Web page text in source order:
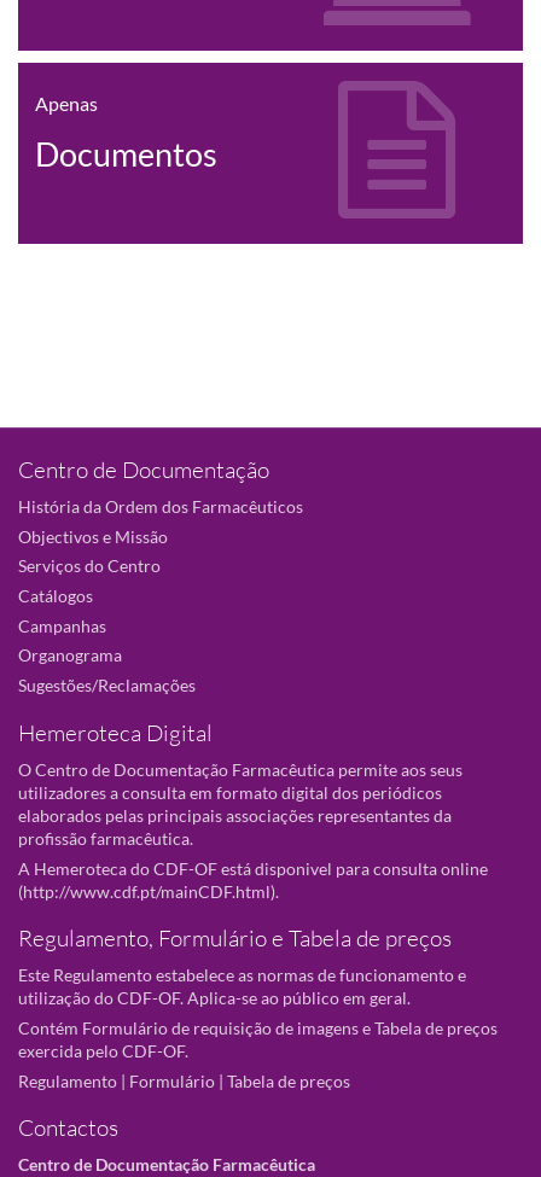
Apenas
Documentos
Centro de Documentação
História da Ordem dos Farmacêuticos
Objectivos e Missão
Serviços do Centro
Catálogos
Campanhas
Organograma
Sugestões/Reclamações
Hemeroteca Digital
O Centro de Documentação Farmacêutica permite aos seus
utilizadores a consulta em formato digital dos periódicos
elaborados pelas principais associações representantes da
profissão farmacêutica.
A Hemeroteca do CDF-OF está disponivel para consulta online
(http://www.cdf.pt/mainCDF.html).
Regulamento, Formulário e Tabela de preços
Este Regulamento estabelece as normas de funcionamento e
utilização do CDF-OF. Aplica-se ao público em geral.
Contém Formulário de requisição de imagens e Tabela de preços
exercida pelo CDF-OF.
Regulamento | Formulário | Tabela de preços
Contactos
Centro de Documentação Farmacêutica